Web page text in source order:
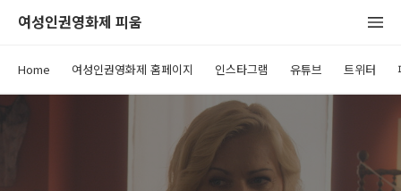
여성인권영화제 피움
Home 여성인권영화제 홈페이지 인스타그램 유튜브 트위터